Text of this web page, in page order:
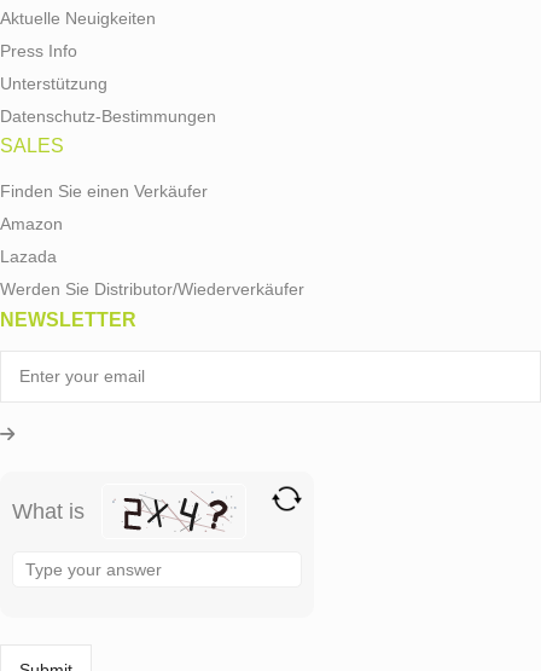
Aktuelle Neuigkeiten
Press Info
Unterstützung
Datenschutz-Bestimmungen
SALES
Finden Sie einen Verkäufer
Amazon
Lazada
Werden Sie Distributor/Wiederverkäufer
NEWSLETTER
What is
the
the